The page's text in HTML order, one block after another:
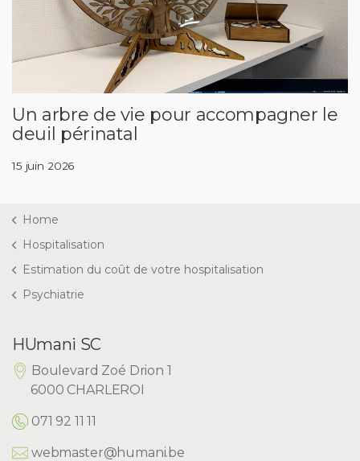
Un arbre de vie pour accompagner le
deuil périnatal
15 juin 2026
Home
Hospitalisation
Estimation du coût de votre hospitalisation
Psychiatrie
HUmani SC
Boulevard Zoé Drion 1
6000 CHARLEROI
071 92 11 11
webmaster@humani.be